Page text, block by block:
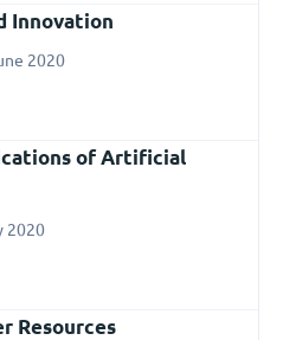
Innovation
2020
of Artificial
2020
Resources